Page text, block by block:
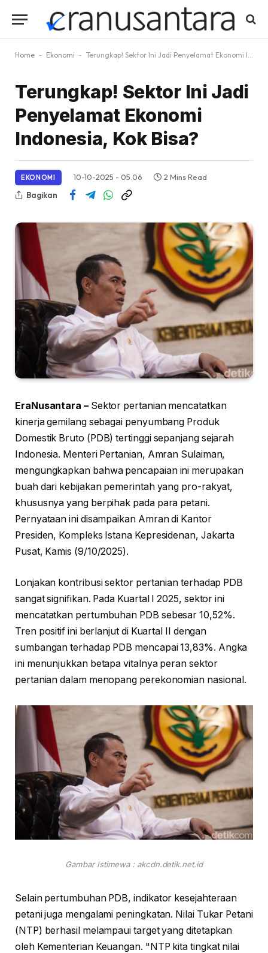
Home - Ekonomi - Terungkap! Sektor Ini Jadi Penyelamat Ekonomi Indonesia, Kok Bisa?
Terungkap! Sektor Ini Jadi
Penyelamat Ekonomi
Indonesia, Kok Bisa?
EKONOMI 10-10-2025 - 05.06
2 Mins Read
Bagikan
EraNusantara –Sektor pertanian mencatatkan
kinerja gemilang sebagai penyumbang Produk
Domestik Bruto (PDB) tertinggi sepanjang sejarah
Indonesia. Menteri Pertanian, Amran Sulaiman,
mengungkapkan bahwa pencapaian ini merupakan
buah dari kebijakan pemerintah yang pro-rakyat,
khususnya yang berpihak pada para petani.
Pernyataan ini disampaikan Amran di Kantor
Presiden, Kompleks Istana Kepresidenan, Jakarta
Pusat, Kamis (9/10/2025).
Lonjakan kontribusi sektor pertanian terhadap PDB
sangat signifikan. Pada Kuartal I 2025, sektor ini
mencatatkan pertumbuhan PDB sebesar 10,52%.
Tren positif ini berlanjut di Kuartal II dengan
sumbangan terhadap PDB mencapai 13,83%. Angka
ini menunjukkan betapa vitalnya peran sektor
pertanian dalam menopang perekonomian nasional.
Gambar Istimewa : akcdn.detik.net.id
Selain pertumbuhan PDB, indikator kesejahteraan
petani juga mengalami peningkatan. Nilai Tukar Petani
(NTP) berhasil melampaui target yang ditetapkan
oleh Kementerian Keuangan. "NTP kita tingkat nilai